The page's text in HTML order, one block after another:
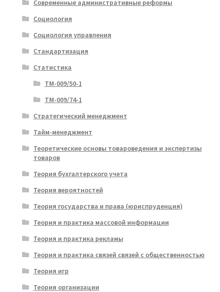
Современные административные реформы
Социология
Социология управления
Стандартизация
Статистика
ТМ-009/50-1
ТМ-009/74-1
Стратегический менеджмент
Тайм-менеджмент
Теоретические основы товароведения и экспертизы
товаров
Теория бухгалтерского учета
Теория вероятностей
Теория государства и права (юриспруденция)
Теория и практика массовой информации
Теория и практика рекламы
Теория и практика связей связей с общественностью
Теория игр
Теория организации